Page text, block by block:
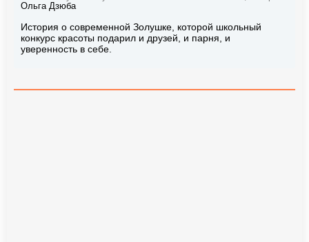
Ольга Дзюба
История о современной Золушке, которой школьный
конкурс красоты подарил и друзей, и парня, и
уверенность в себе.